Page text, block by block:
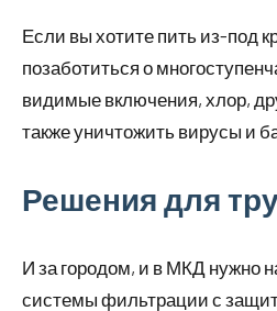
Если вы хотите пить из-под
позаботиться о
видимые включения, хлор,
также уничтожить вирусы и
Решения для
И за городом, и в МКД нужно
системы фильтрации с